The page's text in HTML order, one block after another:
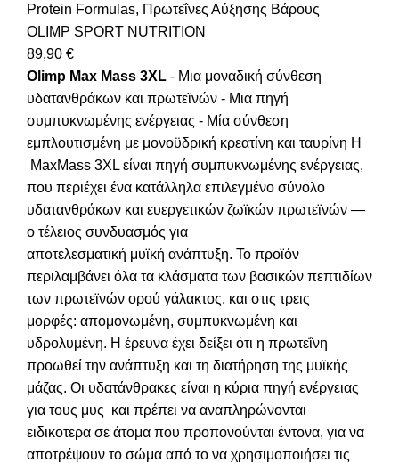
Protein Formulas, Πρωτεΐνες Αύξησης Βάρους
OLIMP SPORT NUTRITION
89,90 €
Olimp Max Mass 3XL - Μια μοναδική σύνθεση
υδατανθράκων και πρωτεϊνών - Μια πηγή
συμπυκνωμένης ενέργειας - Μία σύνθεση
εμπλουτισμένη με μονοϋδρική κρεατίνη και ταυρίνη Η
MaxMass 3XL είναι πηγή συμπυκνωμένης ενέργειας,
που περιέχει ένα κατάλληλα επιλεγμένο σύνολο
υδατανθράκων και ευεργετικών ζωϊκών πρωτεϊνών —
ο τέλειος συνδυασμός για
αποτελεσματική μυϊκή ανάπτυξη. Το προϊόν
περιλαμβάνει όλα τα κλάσματα των βασικών πεπτιδίων
των πρωτεϊνών ορού γάλακτος, και στις τρεις
μορφές: απομονωμένη, συμπυκνωμένη και
υδρολυμένη. Η έρευνα έχει δείξει ότι η πρωτεΐνη
προωθεί την ανάπτυξη και τη διατήρηση της μυϊκής
μάζας. Οι υδατάνθρακες είναι η κύρια πηγή ενέργειας
για τους μυς και πρέπει να αναπληρώνονται
ειδικοτερα σε άτομα που προπονούνται έντονα, για να
αποτρέψουν το σώμα από το να χρησιμοποιήσει τις